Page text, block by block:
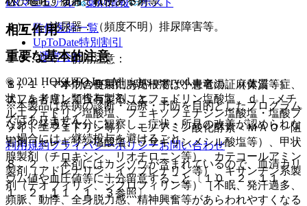
相互作用
１０．２． 併用注意：
１）． マオウ含有製剤（葛根湯、小青竜湯、麻黄湯等）、
エフェドリン類含有製剤（エフェドリン塩酸塩、ｄｌ−メチ
ルエフェドリン塩酸塩、フェキソフェナジン塩酸塩・塩酸プ
ソイドエフェドリン等）、モノアミン酸化酵素＜ＭＡＯ＞阻
害剤（セレギリン塩酸塩、ラサギリンメシル酸塩等）、甲状
腺製剤（チロキシン、リオチロニン等）、カテコールアミン
製剤（アドレナリン、イソプレナリン等）、キサンチン系製
剤（テオフィリン、ジプロフィリン等）［不眠、発汗過多、
頻脈、動悸、全身脱力感、精神興奮等があらわれやすくなる
４）． 泌尿器：（頻度不明）排尿障害等。
重要な基本的注意
８．１． 本剤の使用にあたっては、患者の証（体質・症
状）を考慮して投与すること。
なお、経過を十分に観察し、症状・所見の改善が認められな
い場合には、継続投与を避けること。
８．２． 本剤にはカンゾウが含まれているので、血清カリ
ウム値や血圧値等に十分留意すること〔１０．２、１１．
１．２、１１．１．３参照〕。
監修医師一覧
UpToDate特別割引
運営会社
© 2021 HOKUTO Inc. All rights reserved.
※本製品は疾病の診断・治療・予防を目的としたプログラム
ではありません。
利用規約プライバシーポリシーお問い合わせ